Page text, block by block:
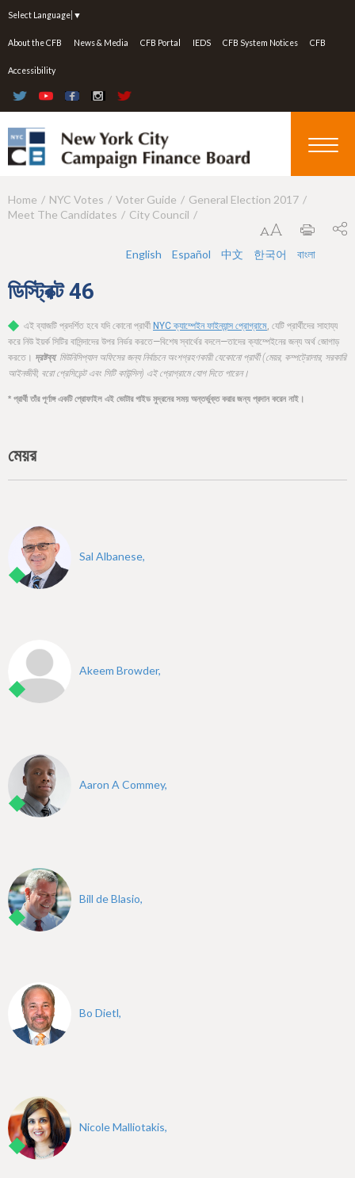
Select Language ▼
About the CFB News & Media CFB Portal IEDS CFB System Notices CFB
Accessibility
Y
a
e
h
Home NYC Votes Voter Guide
General Election 2017
Meet The Candidates
City Council
English Español 中文 한국어 বাংলা
ডিস্ট্রিক্ট46
এই ব্যাজটি প্রদর্শিত হবে যদি কোনো প্রার্থী NYC ক্যাম্পেইন ফাইন্যান্স প্রোগ্রামে, যেটি প্রার্থীদের সাহায্য
করে নিউ ইয়র্ক সিটির বাসিন্দাদের উপর নির্ভর করতে—বিশেষ স্বার্থের বদলে—তাদের ক্যাম্পেইনের জন্য অর্থ জোগাড়
করতে। দ্রষ্টব্য: মিউনিসিপ্যাল অফিসের জন্য নির্বাচনে অংশগ্রহণকারী যেকোনো প্রার্থী (মেয়র, কম্পট্রোলার, সরকারি
আইনজীবী, বরো প্রেসিডেন্ট এবং সিটি কাউন্সিল) এই প্রোগ্রামে যোগ দিতে পারেন।
* প্রার্থী তাঁর পূর্ণাঙ্গ একটি প্রোফাইল এই ভোটার গাইড মুদ্রনের সময় অন্তর্ভুক্ত করার জন্য প্রদান করেন নাই।
মেয়র
Sal Albanese,
Akeem Browder,
Aaron A Commey,
Bill de Blasio,
Bo Dietl,
Nicole Malliotakis,